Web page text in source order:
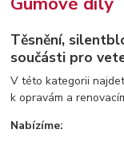
Těsnění,
součásti pro
V této kategorii
k opravám a
Nabízíme: